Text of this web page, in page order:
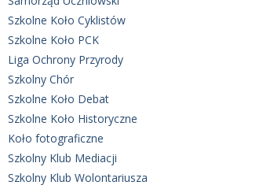
Szkolne Koło Cyklistów
Szkolne Koło PCK
Liga Ochrony Przyrody
Szkolny Chór
Szkolne Koło Debat
Szkolne Koło Historyczne
Koło fotograficzne
Szkolny Klub Mediacji
Szkolny Klub Wolontariusza